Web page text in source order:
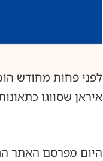
לפני פחות מחודש
איראן שסווגו
היום מפרסם האתר